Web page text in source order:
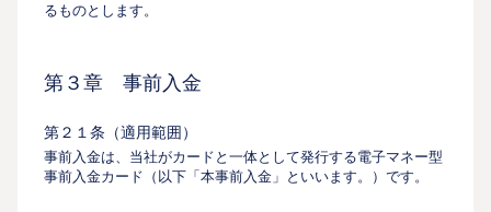
るものとします。
第３章 事前入金
第２１条（適用範囲）
事前入金は、当社がカードと一体として発行する電子マネー型
事前入金カード（以下「本事前入金」といいます。）です。